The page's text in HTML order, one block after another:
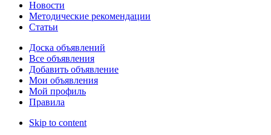
Новости
Методические рекомендации
Статьи
Доска объявлений
Все объявления
Добавить объявление
Мои объявления
Мой профиль
Правила
Skip to content